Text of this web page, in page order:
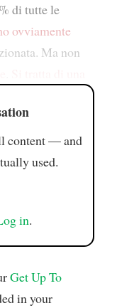
di tutte le
ovviamente
Ma non
content — and
used.
in.
Get Up To
in your